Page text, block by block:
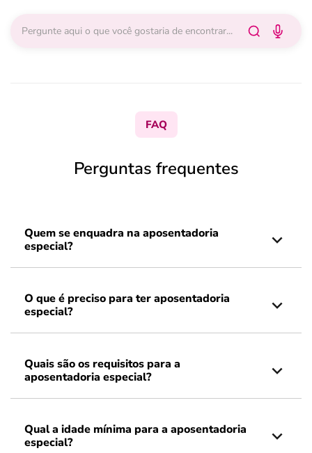
FAQ
Perguntas frequentes
Quem se enquadra na aposentadoria
especial?
O que é preciso para ter aposentadoria
especial?
Quais são os requisitos para a
aposentadoria especial?
Qual a idade mínima para a aposentadoria
especial?